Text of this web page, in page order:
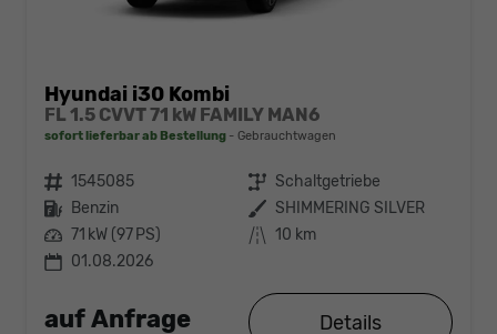
Hyundai i30 Kombi
FL 1.5 CVVT 71 kW FAMILY MAN6
sofort lieferbar ab Bestellung Gebrauchtwagen
Fahrzeugnr. 1545085 Getriebe Schaltgetriebe
Kraftstoff Benzin Außenfarbe SHIMMERING SILVER
Leistung 71 kW (97 PS) Kilometerstand 10 km
01.08.2026
auf Anfrage Details